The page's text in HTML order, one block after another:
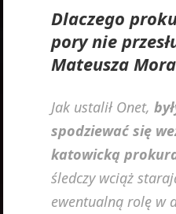
Dlaczego
pory nie
Mateusza
Jak ustalił Onet,
spodziewać się
katowicką
śledczy wciąż
ewentualną rolę w